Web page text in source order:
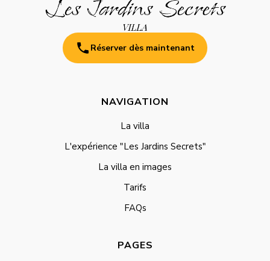
Réserver dès maintenant
NAVIGATION
La villa
L'expérience "Les Jardins Secrets"
La villa en images
Tarifs
FAQs
PAGES